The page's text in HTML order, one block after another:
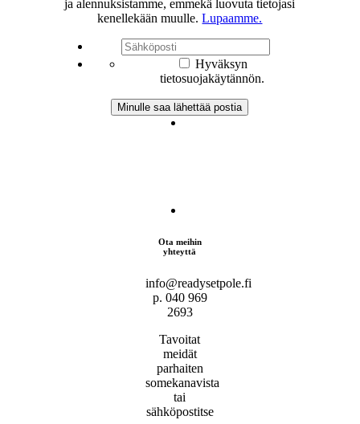
ja alennuksistamme, emmekä luovuta tietojasi
kenellekään muulle.Lupaamme.
Hyväksyn
tietosuojakäytännön.
Ota meihin
yhteyttä
info@readysetpole.fi
p. 040 969
2693
Tavoitat
meidät
parhaiten
somekanavista
tai
sähköpostitse